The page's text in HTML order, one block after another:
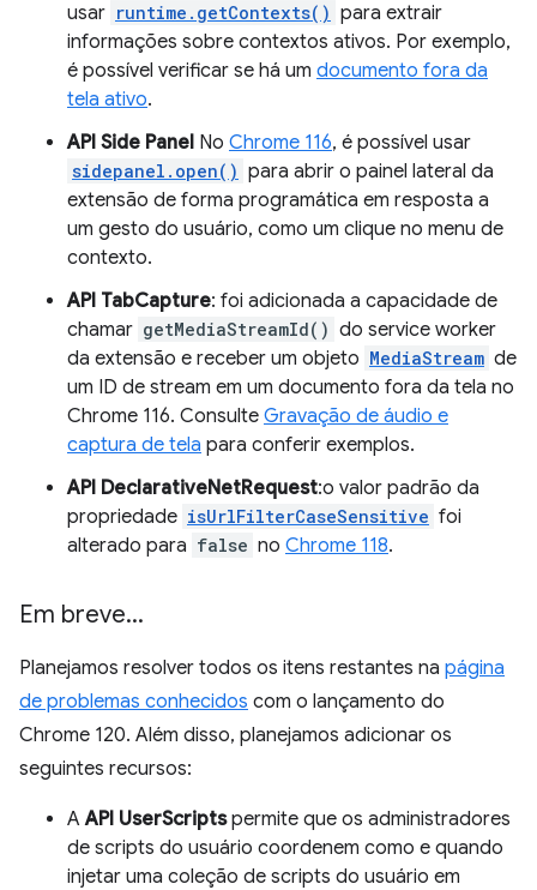
usar runtime.getContexts() para extrair
informações sobre contextos ativos. Por exemplo,
é possível verificar se há um documento fora da
tela ativo.
API Side Panel No Chrome 116, é possível usar
sidepanel.open() para abrir o painel lateral da
extensão de forma programática em resposta a
um gesto do usuário, como um clique no menu de
contexto.
API TabCapture: foi adicionada a capacidade de
chamar getMediaStreamId() do service worker
da extensão e receber um objeto MediaStream de
um ID de stream em um documento fora da tela no
Chrome 116. Consulte Gravação de áudio e
captura de tela para conferir exemplos.
API DeclarativeNetRequest:o valor padrão da
propriedade isUrlFilterCaseSensitive foi
alterado para false no Chrome 118.
Em breve...
Planejamos resolver todos os itens restantes na página
de problemas conhecidos com o lançamento do
Chrome 120. Além disso, planejamos adicionar os
seguintes recursos:
AAPI UserScriptspermite que os administradores
de scripts do usuário coordenem como e quando
injetar uma coleção de scripts do usuário em